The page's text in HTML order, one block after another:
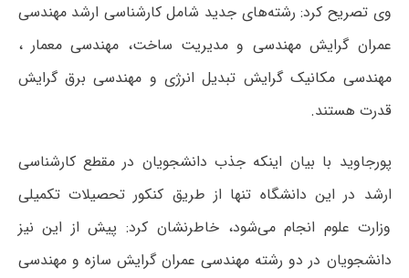
وی تصریح کرد: رشته‌های جدید شامل کارشناسی ارشد مهندسی
عمران گرایش مهندسی و مدیریت ساخت، مهندسی معمار ،
مهندسی مکانیک گرایش تبدیل انرژی و مهندسی برق گرایش
قدرت هستند.
پورجاوید با بیان اینکه جذب دانشجویان در مقطع کارشناسی
ارشد در این دانشگاه تنها از طریق کنکور تحصیلات تکمیلی
وزارت علوم انجام می‌شود، خاطرنشان کرد: پیش از این نیز
دانشجویان در دو رشته مهندسی عمران گرایش سازه و مهندسی